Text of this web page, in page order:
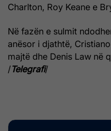
Charlton, Roy Keane e
Në fazën e sulmit
anësor i djathtë,
majtë dhe Denis Law në
/Telegrafi/